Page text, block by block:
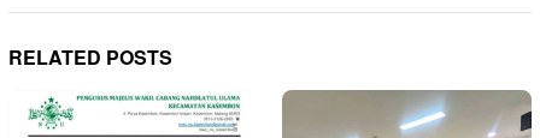
RELATED POSTS